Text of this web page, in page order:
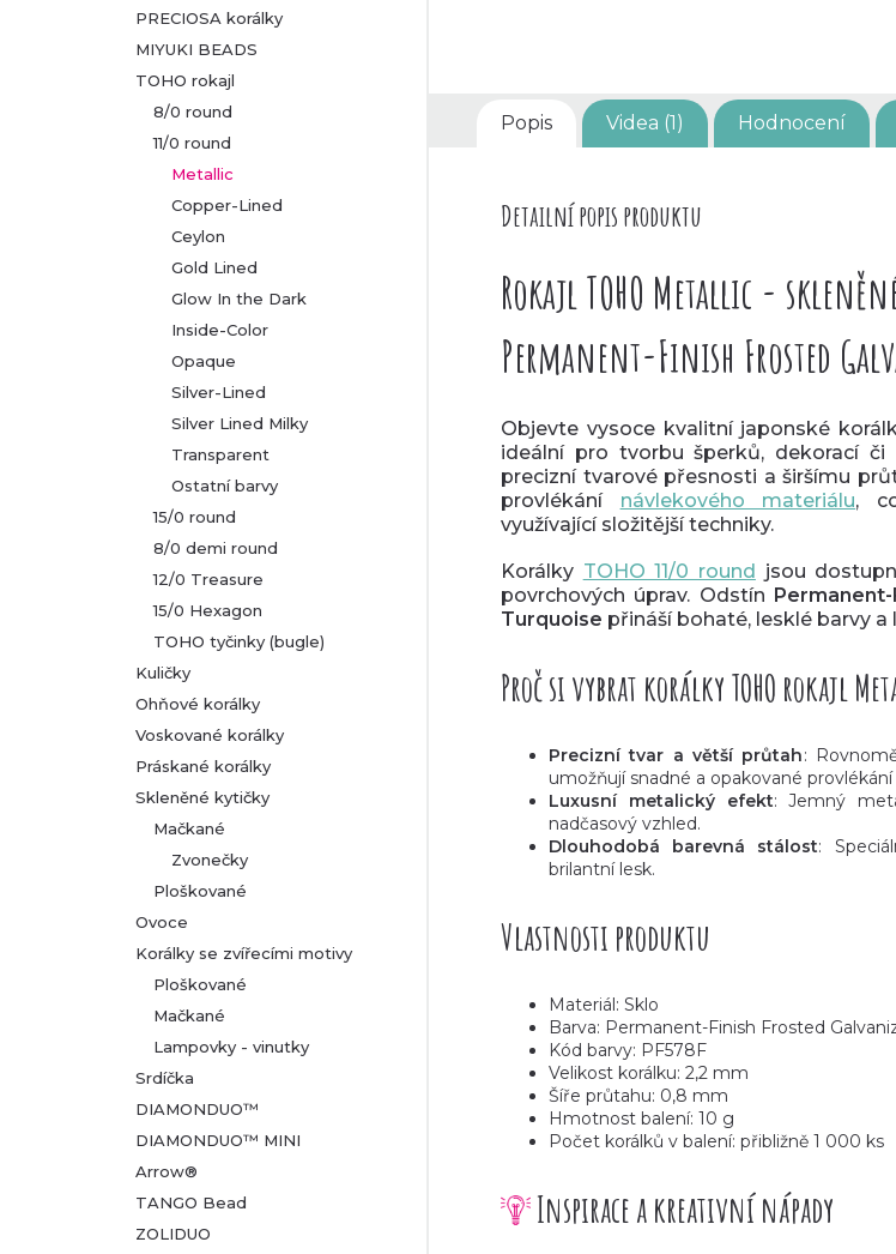
n
PRECIOSA korálky
MIYUKI BEADS
TOHO rokajl
8/0 round
11/0 round
Metallic
Copper-Lined
Ceylon
Gold Lined
Glow In the Dark
Inside-Color
Opaque
Silver-Lined
Silver Lined Milky
Transparent
Ostatní barvy
15/0 round
8/0 demi round
12/0 Treasure
15/0 Hexagon
TOHO tyčinky (bugle)
Kuličky
Ohňové korálky
Voskované korálky
Práskané korálky
Skleněné kytičky
Mačkané
Zvonečky
Ploškované
Ovoce
Korálky se zvířecími motivy
Ploškované
Mačkané
Lampovky - vinutky
Srdíčka
DIAMONDUO™
DIAMONDUO™ MINI
Arrow®
TANGO Bead
ZOLIDUO
Popis Videa (1) Hodnocení
Detailní popis produktu
Rokajl TOHO Metallic -
Permanent-Finish Frosted
Objevte vysoce kvalitní japonské
ideální pro tvorbu šperků, dekorací či
precizní tvarové přesnosti a širšímu
provlékání návlekového materiálu,
využívající složitější techniky.
Korálky TOHO 11/0 round
jsou
povrchových úprav. Odstín
Turquoise přináší bohaté, lesklé barvy
Proč si vybrat korálky TOHO rokajl
Precizní tvar a větší průtah:
umožňují snadné a opakované
Luxusní metalický efekt: Jemný
nadčasový vzhled.
Dlouhodobá barevná stálost:
brilantní lesk.
Vlastnosti produktu
Materiál: Sklo
Barva: Permanent-Finish Frosted
Kód barvy: PF578F
Velikost korálku: 2,2 mm
Šíře průtahu: 0,8 mm
Hmotnost balení: 10 g
Počet korálků v balení: přibližně 1 000 ks
Inspirace a kreativní nápady